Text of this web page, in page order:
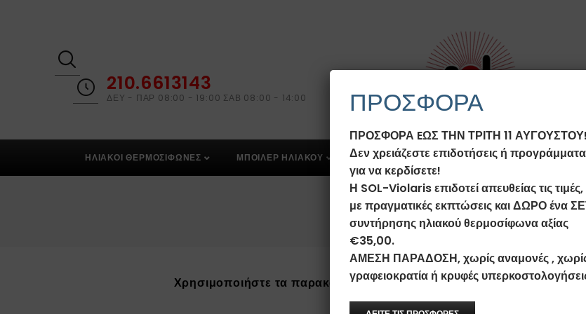
210.6613143
ΔΕΥ - ΠΑΡ 08:00 - 19:00 ΣΑΒ 08:00 - 14:00
ΗΛΙΑΚΟΙ ΘΕΡΜΟΣΙΦΩΝΕΣ ΜΠΟΙΛΕΡ ΗΛΙΑΚΟΥ ΗΛΙΑΚΟΙ ΣΥΛΛΕΚΤΕΣ ΠΡΟΣΦΟΡΕΣ
DOWNLOADS
Χρησιμοποιήστε τα παρακάτω links για να κατεβάσετε φυλλάδια,
ΠΡΟΣΦΟΡΑ
ΠΡΟΣΦΟΡΑ EΩΣ ΤΗΝ ΤΡΙΤΗ 11 ΑΥΓΟΥΣΤΟΥ!
Δεν χρειάζεστε επιδοτήσεις ή προγράμματα
για να κερδίσετε!
Η SOL-Violaris επιδοτεί απευθείας τις τιμές,
με πραγματικές εκπτώσεις και ΔΩΡΟ ένα
συντήρησης ηλιακού θερμοσίφωνα αξίας
€35,00.
ΑΜΕΣΗ ΠΑΡΑΔΟΣΗ, χωρίς αναμονές ,
γραφειοκρατία ή κρυφές